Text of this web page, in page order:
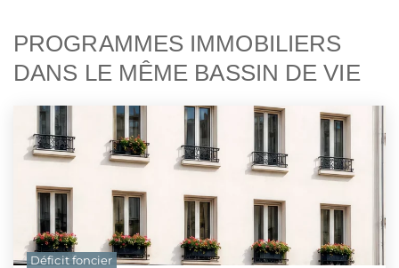
PROGRAMMES IMMOBILIERS
DANS LE MÊME BASSIN DE VIE
Déficit foncier